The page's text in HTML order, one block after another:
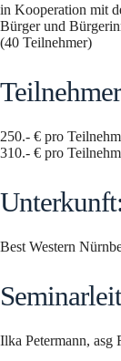
in Kooperation mit
Bürger und
(40 Teilnehmer)
250.- € pro
310.- € pro
Unterkunft:
Best Western
Ilka Petermann, asg